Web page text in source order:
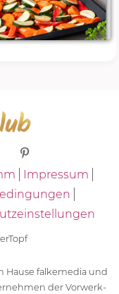
Impressum
Hause falkemedia und
der Vorwerk-